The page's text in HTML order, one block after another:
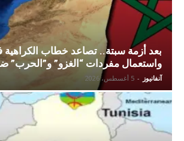
بعد أزمة سبتة.. تصاعد خطاب الكراهية
واستعمال مفردات “الغزو” و”الحرب”
آنفانيوز - 5 أغسطس، 2026